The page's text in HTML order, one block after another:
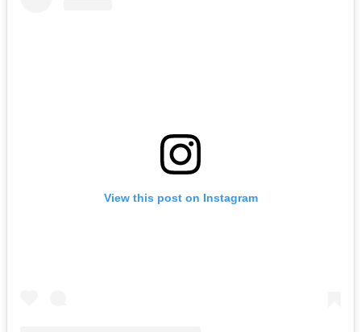
View this post on Instagram